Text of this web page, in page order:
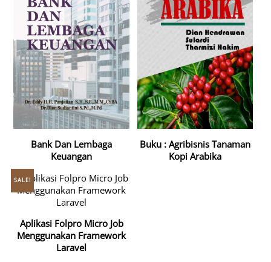
Bank Dan Lembaga
Keuangan
Buku : Agribisnis Tanaman
Kopi Arabika
SALE!
Aplikasi Folpro Micro Job
Menggunakan Framework
Laravel